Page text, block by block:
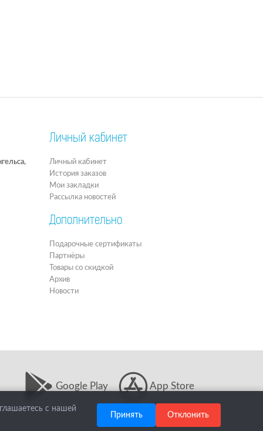
Личный кабинет
Личный кабинет
История заказов
Мои закладки
Рассылка новостей
Дополнительно
Подарочные сертификаты
Партнёры
Товары со скидкой
Архив
Новости
Google Play App Store
с нашей
Принять Отклонить